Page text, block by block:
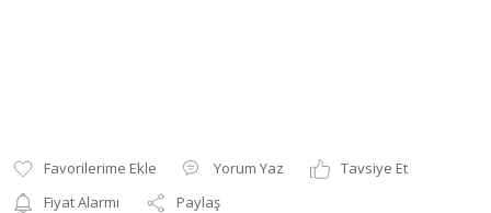
Yorum Yaz
Tavsiye Et
Fiyat Alarmı
Paylaş